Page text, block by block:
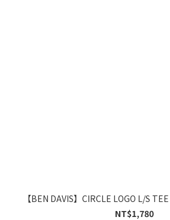
【BEN DAVIS】CIRCLE LOGO L/S
NT$1,780